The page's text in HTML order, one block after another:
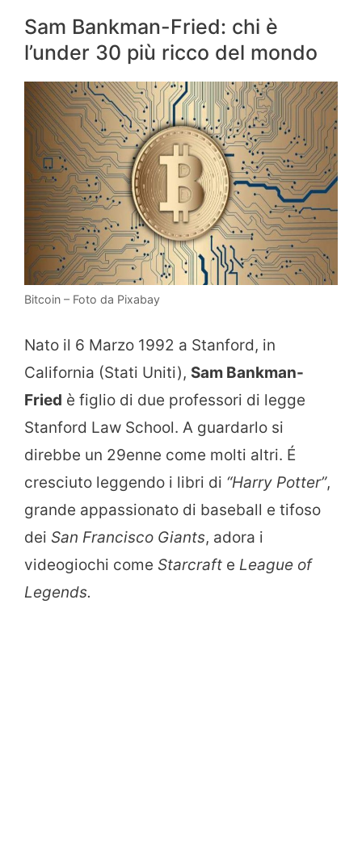
Sam Bankman-Fried: chi è
l’under 30 più ricco del mondo
Bitcoin – Foto da Pixabay
Nato il 6 Marzo 1992 a Stanford, in
California (Stati Uniti), Sam Bankman-
Fried è figlio di due professori di legge
Stanford Law School. A guardarlo si
direbbe un 29enne come molti altri. É
cresciuto leggendo i libri di “Harry Potter”,
grande appassionato di baseball e tifoso
dei San Francisco Giants, adora i
videogiochi come Starcraft e League of
Legends.